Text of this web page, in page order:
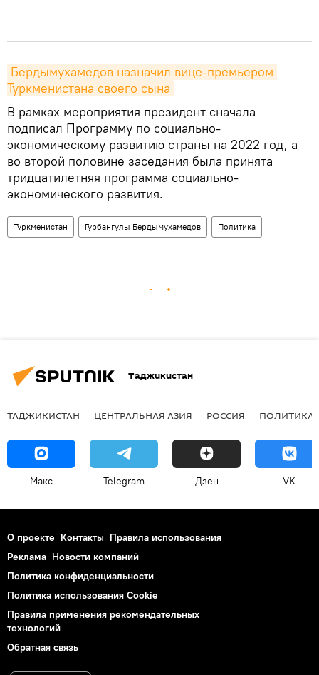
Бердымухамедов назначил вице-премьером
Туркменистана своего сына
В рамках мероприятия президент сначала
подписал Программу по социально-
экономическому развитию страны на 2022 год, а
во второй половине заседания была принята
тридцатилетняя программа социально-
экономического развития.
Туркменистан Гурбангулы Бердымухамедов Политика
Таджикистан
ТАДЖИКИСТАН ЦЕНТРАЛЬНАЯ АЗИЯ РОССИЯ ПОЛИТИКА
Макс Telegram Дзен VK
О проекте Контакты Правила использования
Реклама Новости компаний
Политика конфиденциальности
Политика использования Cookie
Правила применения рекомендательных
технологий
Обратная связь